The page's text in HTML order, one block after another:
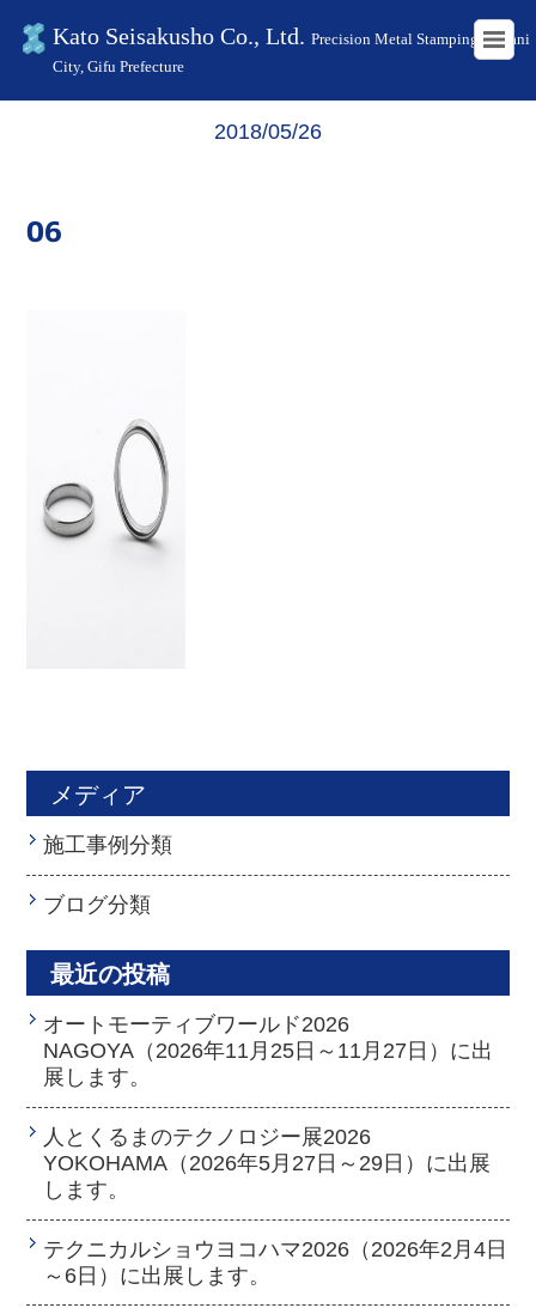
Kato Seisakusho Co., Ltd. Precision Metal Stamping in Kani
City, Gifu Prefecture
HOME
2018/05/26
06
メディア
施工事例分類
ブログ分類
最近の投稿
オートモーティブワールド2026
NAGOYA（2026年11月25日～11月27日）に出
展します。
人とくるまのテクノロジー展2026
YOKOHAMA（2026年5月27日～29日）に出展
します。
テクニカルショウヨコハマ2026（2026年2月4日
～6日）に出展します。